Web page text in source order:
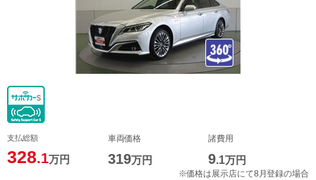
支払総額
328.1万円
車両価格
319万円
諸費用
9.1万円
※価格は展示店にて8月登録の場合